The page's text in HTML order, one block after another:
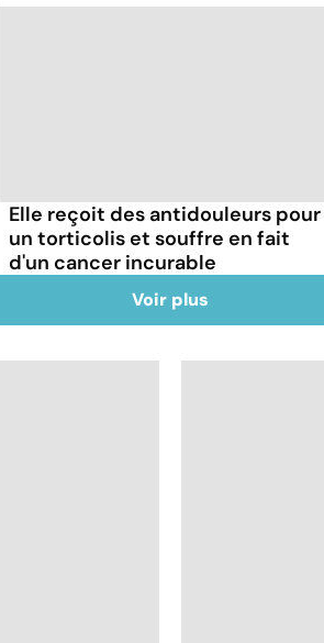
Elle reçoit des antidouleurs pour
un torticolis et souffre en fait
d'un cancer incurable
Voir plus